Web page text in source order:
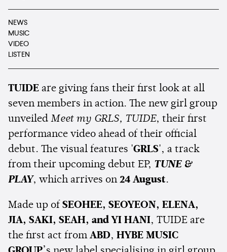
NEWS
MUSIC
VIDEO
LISTEN
TUIDE are giving fans their first look at all
seven members in action. The new girl group
unveiled Meet my GRLS, TUIDE, their first
performance video ahead of their official
debut. The visual features 'GRLS', a track
from their upcoming debut EP, TUNE &
PLAY, which arrives on 24 August.
Made up of SEOHEE, SEOYEON, ELENA,
JIA, SAKI, SEAH, and YI HANI, TUIDE are
the first act from ABD, HYBE MUSIC